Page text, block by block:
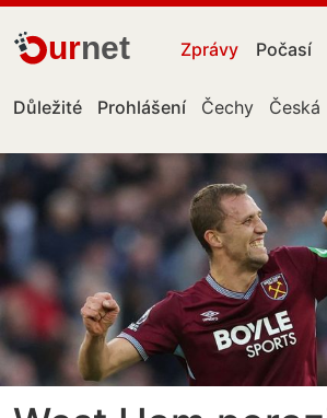
urnet Zprávy Počasí
Důležité Prohlášení Čechy Česká